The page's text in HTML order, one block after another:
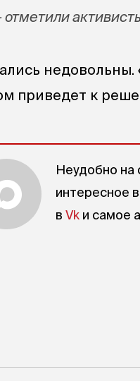
недовольны.
приведет к
Неудобно на
интересное в
в Vk и самое